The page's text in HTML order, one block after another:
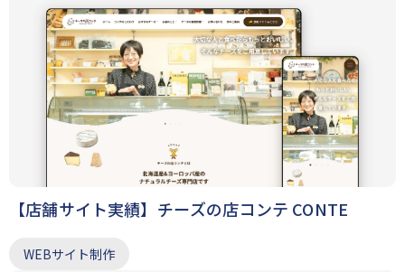
【店舗サイト実績】チーズの店コンテ CONTE
WEBサイト制作